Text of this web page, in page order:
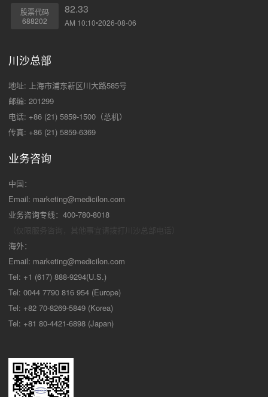
股票代码
688202
82.33
AM 10:10•2026-08-06
川沙总部
地址: 上海市浦东新区川大路585号
邮编: 201299
电话: +86 (21) 5859-1500（总机）
传真: +86 (21) 5859-6369
业务咨询
中国：
Email: marketing@medicilon.com
业务咨询专线：400-780-8018
海外：
Email: marketing@medicilon.com
Tel: +1 (617) 888-9294(U.S.)
Tel: 0044 7790 816 954 (Europe)
Tel: +82 70-8269-5849 (Korea)
Tel: +81 80-4421-6898 (Japan)